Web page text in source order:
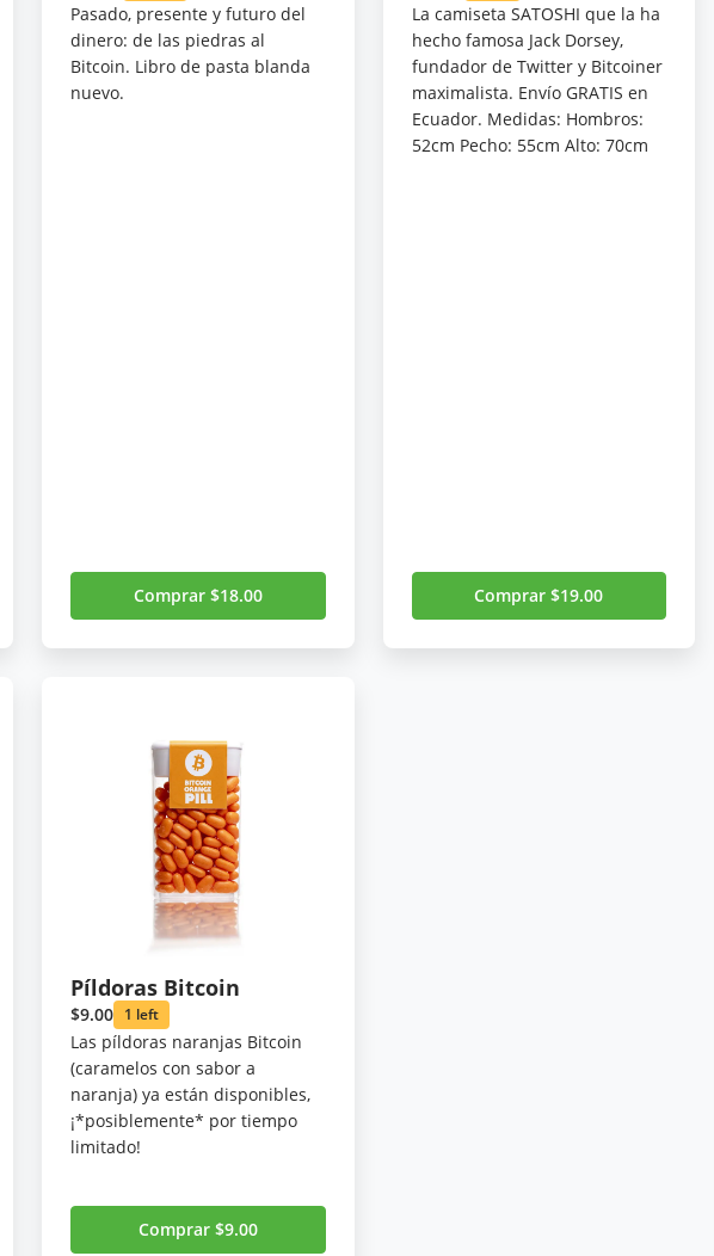
Pasado, presente y futuro del
dinero: de las piedras al
Bitcoin. Libro de pasta blanda
nuevo.
Comprar $18.00
La camiseta SATOSHI que la ha
hecho famosa Jack Dorsey,
fundador de Twitter y Bitcoiner
maximalista. Envío GRATIS en
Ecuador. Medidas: Hombros:
52cm Pecho: 55cm Alto: 70cm
Comprar $19.00
Píldoras Bitcoin
$9.00 1 left
Las píldoras naranjas Bitcoin
(caramelos con sabor a
naranja) ya están disponibles,
¡*posiblemente* por tiempo
limitado!
Comprar $9.00